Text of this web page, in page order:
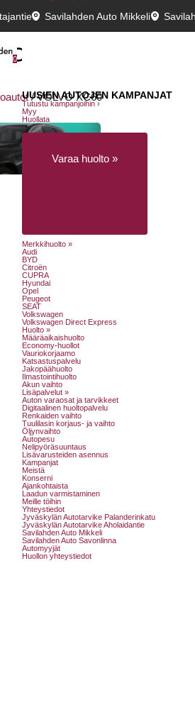
Savilahden Auto Mikkeli
UUSIEN AUTOJEN KAMPANJAT
Tutustu kampanjoihin ›
Myy
Huollata
Varaa huolto »
Merkkihuolto »
Audi
BYD
Citroën
CUPRA
Hyundai
Opel
Peugeot
SEAT
Volkswagen
Volkswagen Direct Express
Huolto »
Määräaikaishuolto
Economy-huollot
Vauriokorjaamo
Katsastuspalvelu
Jakopäähuolto
Ilmastointihuolto
Akun vaihto
Lisäpalvelut »
Auton varaosat ja tarvikkeet
Digitaalinen huoltopalvelu
Renkaiden vaihto
Tuulilasin korjaus- ja vaihto
Öljynvaihto
Autopesu
Nelipyöräsuuntaus
Lisävarusteiden asennus
Kampanjat
Meistä
Konserni
Ajankohtaista
Laadun varmistaminen
Meille töihin
Yhteystiedot
Jyväskylän Autotarvike Palanderinkatu
Jyväskylän Autotarvike Aholaidantie
Savilahden Auto Mikkeli
Savilahden Auto Savonlinna
Automyyjät
Huollon yhteystiedot
0
/VOLVO XC60